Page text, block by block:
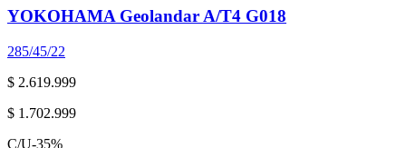
YOKOHAMA Geolandar A/T4 G018
285/45/22
$ 2.619.999
$ 1.702.999
C/U-35%